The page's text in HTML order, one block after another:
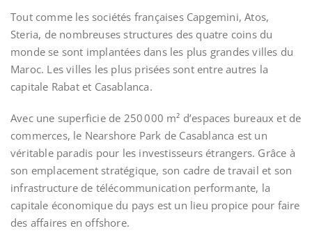
Tout comme les sociétés françaises Capgemini, Atos,
Steria, de nombreuses structures des quatre coins du
monde se sont implantées dans les plus grandes villes du
Maroc. Les villes les plus prisées sont entre autres la
capitale Rabat et Casablanca.
Avec une superficie de 250 000 m² d’espaces bureaux et de
commerces, le Nearshore Park de Casablanca est un
véritable paradis pour les investisseurs étrangers. Grâce à
son emplacement stratégique, son cadre de travail et son
infrastructure de télécommunication performante, la
capitale économique du pays est un lieu propice pour faire
des affaires en offshore.